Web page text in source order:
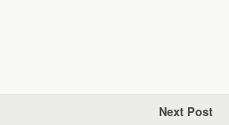
Next Post